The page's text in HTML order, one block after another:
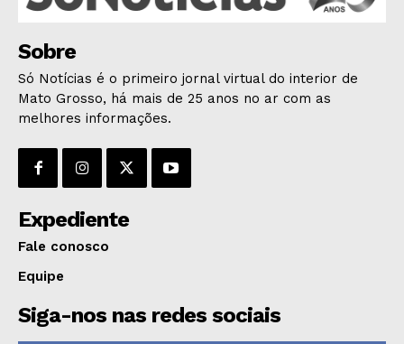
POLÍTICA
ECONOMIA
OPINIÃO
GERAL
EDUCAÇÃO
AGRONOTÍCIAS
Sobre
Só Notícias é o primeiro jornal virtual do interior de
Mato Grosso, há mais de 25 anos no ar com as
melhores informações.
Expediente
Fale conosco
Equipe
Siga-nos nas redes sociais